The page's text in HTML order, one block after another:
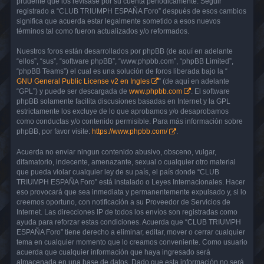
registrado a “CLUB TRIUMPH ESPAÑA Foro” después de esos cambios
significa que acuerda estar legalmente sometido a esos nuevos
términos tal como fueron actualizados y/o reformados.
Nuestros foros están desarrollados por phpBB (de aquí en adelante
“ellos”, “sus”, “software phpBB”, “www.phpbb.com”, “phpBB Limited”,
“phpBB Teams”) el cual es una solución de foros liberada bajo la “
GNU General Public License v2 en Ingles
” (de aquí en adelante
“GPL”) y puede ser descargada de www.phpbb.com
. El software
phpBB solamente facilita discusiones basadas en Internet y la GPL
estrictamente los excluye de lo que aprobamos y/o desaprobamos
como conductas y/o contenido permisible. Para más información sobre
phpBB, por favor visite: https://www.phpbb.com/ .
Acuerda no enviar ningun contenido abusivo, obsceno, vulgar,
difamatorio, indecente, amenazante, sexual o cualquier otro material
que pueda violar cualquier ley de su país, el país donde “CLUB
TRIUMPH ESPAÑA Foro” está instalado o Leyes Internacionales. Hacer
eso provocará que sea inmediata y permanentemente expulsado y, si lo
creemos oportuno, con notificación a su Proveedor de Servicios de
Internet. Las direcciones IP de todos los envíos son registradas como
ayuda para reforzar estas condiciones. Acuerda que “CLUB TRIUMPH
ESPAÑA Foro” tiene derecho a eliminar, editar, mover o cerrar cualquier
tema en cualquier momento que lo creamos conveniente. Como usuario
acuerda que cualquier información que haya ingresado será
almacenada en una base de datos. Dado que esta información no será